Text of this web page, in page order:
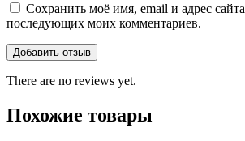
Сохранить моё имя, email и адрес
последующих моих комментариев.
There are no reviews yet.
Похожие товары